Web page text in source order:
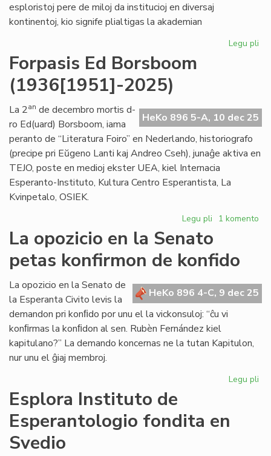
esploristoj pere de miloj da institucioj en diversaj
kontinentoj, kio signife plialtigas la akademian
Legu pli
Forpasis Ed Borsboom
(1936[1951]-2025)
HeKo 896 5-A, 10 dec 25
La 2an de decembro mortis d-
ro Ed(uard) Borsboom, iama
peranto de “Literatura Foiro” en Nederlando, historiografo
(precipe pri Eŭgeno Lanti kaj Andreo Cseh), junaĝe aktiva en
TEJO, poste en medioj ekster UEA, kiel Internacia
Esperanto-Instituto, Kultura Centro Esperantista, La
Kvinpetalo, OSIEK.
Legu pli pri
Ed
Borsboom
(1936[1951]-
1 komento
La opozicio en la Senato
petas konfirmon de konfido
HeKo 896 4-C, 9 dec 25
La opozicio en la Senato de
la Esperanta Civito levis la
demandon pri konﬁdo por unu el la vickonsuloj: “ĉu vi
konﬁrmas la konﬁdon al sen. Rubèn Fernández kiel
kapitulano?” La demando koncernas ne la tutan Kapitulon,
nur unu el ĝiaj membroj.
Legu pli
Esplora Instituto de
Esperantologio fondita en
Svedio